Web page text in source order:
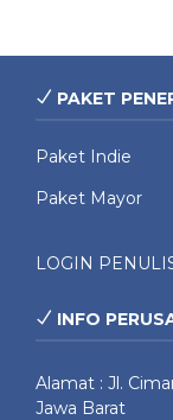
PAKET
Paket Indie
Paket Mayor
LOGIN
INFO
Alamat : Jl.
Jawa Barat